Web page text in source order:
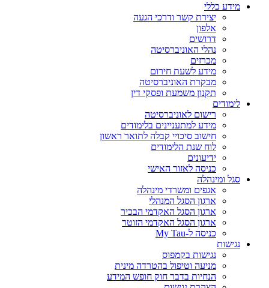
מידע כללי
יצירת קשר ודרכי הגעה
אלפון
דרושים
נהלי האוניברסיטה
מכרזים
מידע לשעת חירום
מבקרת האוניברסיטה
תקנון משמעת ופסקי דין
לימודים
רישום לאוניברסיטה
מידע למתעניינים בלימודים
חישוב סיכויי קבלה לתואר ראשון
לוח שנת הלימודים
ידיעונים
כניסה לאזור האישי
סגל ומינהלה
אגפים ומשרדי מינהלה
ארגון הסגל המנהלי
ארגון הסגל האקדמי הבכיר
ארגון הסגל האקדמי הזוטר
כניסה ל-My Tau
נגישות
נגישות בקמפוס
מניעה וטיפול בהטרדה מינית
הנחיות בדבר חוק חופש המידע